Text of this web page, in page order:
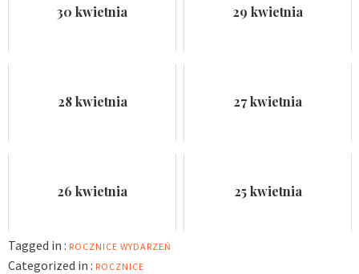
30 kwietnia 29 kwietnia
28 kwietnia 27 kwietnia
26 kwietnia 25 kwietnia
Tagged in : ROCZNICE WYDARZEŃ
Categorized in : ROCZNICE